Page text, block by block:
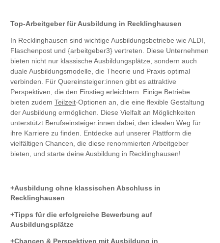
Top-Arbeitgeber für Ausbildung in Recklinghausen
In Recklinghausen sind wichtige Ausbildungsbetriebe wie ALDI,
Flaschenpost und {arbeitgeber3} vertreten. Diese Unternehmen
bieten nicht nur klassische Ausbildungsplätze, sondern auch
duale Ausbildungsmodelle, die Theorie und Praxis optimal
verbinden. Für Quereinsteiger:innen gibt es attraktive
Perspektiven, die den Einstieg erleichtern. Einige Betriebe
bieten zudem Teilzeit-Optionen an, die eine flexible Gestaltung
der Ausbildung ermöglichen. Diese Vielfalt an Möglichkeiten
unterstützt Berufseinsteiger:innen dabei, den idealen Weg für
ihre Karriere zu finden. Entdecke auf unserer Plattform die
vielfältigen Chancen, die diese renommierten Arbeitgeber
bieten, und starte deine Ausbildung in Recklinghausen!
Ausbildung ohne klassischen Abschluss in
Recklinghausen
Tipps für die erfolgreiche Bewerbung auf
Ausbildungsplätze
Chancen & Perspektiven mit Ausbildung in